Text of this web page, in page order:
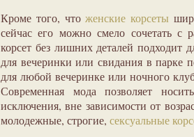
Кроме того, чтоженские корсеты
сейчас его можно смело сочетать
корсет без лишних деталей подходит
для вечеринки или свидания в парке
для любой вечеринке или ночного
Современная мода позволяет
исключения, вне зависимости от
молодежные, строгие, сексуальные